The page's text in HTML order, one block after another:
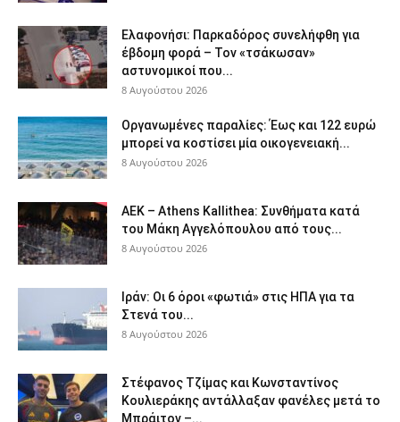
Ελαφονήσι: Παρκαδόρος συνελήφθη για
έβδομη φορά – Τον «τσάκωσαν»
αστυνομικοί που...
8 Αυγούστου 2026
Οργανωμένες παραλίες: Έως και 122 ευρώ
μπορεί να κοστίσει μία οικογενειακή...
8 Αυγούστου 2026
ΑΕΚ – Athens Kallithea: Συνθήματα κατά
του Μάκη Αγγελόπουλου από τους...
8 Αυγούστου 2026
Ιράν: Οι 6 όροι «φωτιά» στις ΗΠΑ για τα
Στενά του...
8 Αυγούστου 2026
Στέφανος Τζίμας και Κωνσταντίνος
Κουλιεράκης αντάλλαξαν φανέλες μετά το
Μπράιτον –...